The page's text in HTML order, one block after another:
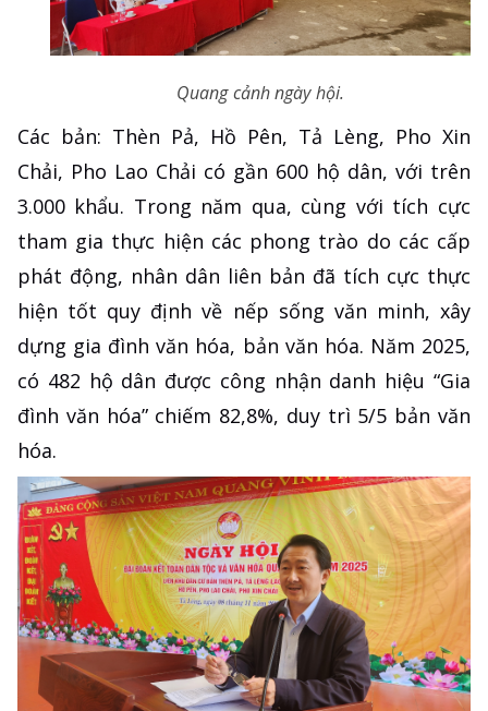
Quang cảnh ngày hội.
Các bản: Thèn Pả, Hồ Pên, Tả Lèng, Pho Xin
Chải, Pho Lao Chải có gần 600 hộ dân, với trên
3.000 khẩu. Trong năm qua, cùng với tích cực
tham gia thực hiện các phong trào do các cấp
phát động, nhân dân liên bản đã tích cực thực
hiện tốt quy định về nếp sống văn minh, xây
dựng gia đình văn hóa, bản văn hóa. Năm 2025,
có 482 hộ dân được công nhận danh hiệu “Gia
đình văn hóa” chiếm 82,8%, duy trì 5/5 bản văn
hóa.